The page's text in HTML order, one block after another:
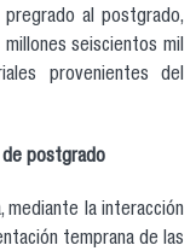
al postgrado,
seiscientos mil
provenientes del
de postgrado
mediante la interacción
temprana de las